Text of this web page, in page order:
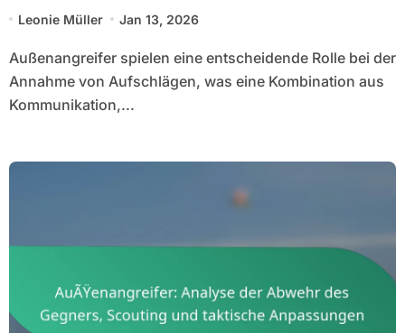
Leonie Müller Jan 13, 2026
Außenangreifer spielen eine entscheidende Rolle bei der
Annahme von Aufschlägen, was eine Kombination aus
Kommunikation,...